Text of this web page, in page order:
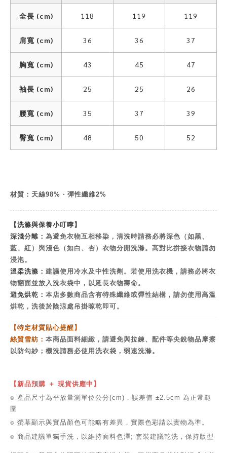
全長 (cm) 118 119 119
肩寬 (cm) 36 36 37
胸寬 (cm) 43 45 47
袖長 (cm) 25 25 26
腰寬 (cm) 35 37 39
臀寬 (cm) 48 50 52
材質：天絲98% ‧ 彈性纖維2%
【洗滌與保養小叮嚀】
深淺分離： 為避免衣物互相移染，清洗時請務必將深色（如黑、
藍、紅）與淺色（如白、杏）衣物分開洗滌。高對比拼接衣物請勿
浸泡。
溫柔洗滌： 建議使用冷水及中性洗劑。若使用洗衣機，請務必將衣
物翻面並放入洗衣袋中，以延長衣物壽命。
避免烘乾： 本店多數商品含有特殊纖維或彈性結構，請勿使用高溫
烘乾，洗後於陰涼處吊掛晾乾即可。
【特定材質貼心提醒】
絲質雪紡： 本商品面料細緻，請避免與拉鍊、配件等尖銳物品摩擦
以防勾紗；機洗請務必使用洗衣袋，弱速洗滌。
【新品預購 ＋ 現貨供應中】
⌾ 產品尺寸為平放量測單位公分(cm)，誤差值 ±2.5cm 為正常範
圍
⌾ 螢幕顯示與實品顏色可能略有差異，實際色彩請以實物為準。
⌾ 商品建議單獨手洗，以維持面料色澤; 套裝建議乾洗，保持版型